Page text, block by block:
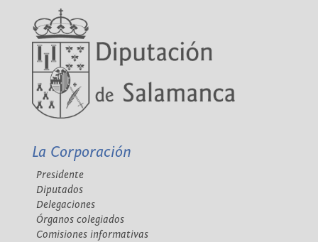
La Corporación
Presidente
Diputados
Delegaciones
Órganos colegiados
Comisiones informativas